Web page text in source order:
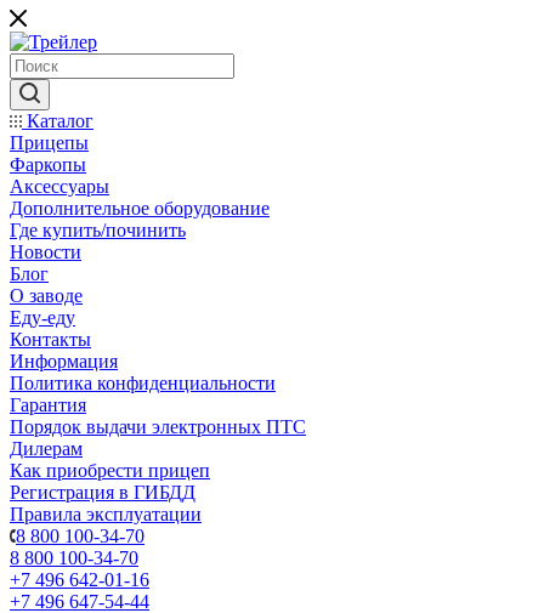
Каталог
Прицепы
Фаркопы
Аксессуары
Дополнительное оборудование
Где купить/починить
Новости
Блог
О заводе
Еду-еду
Контакты
Информация
Политика конфиденциальности
Гарантия
Порядок выдачи электронных ПТС
Дилерам
Как приобрести прицеп
Регистрация в ГИБДД
Правила эксплуатации
8 800 100-34-70
8 800 100-34-70
+7 496 642-01-16
+7 496 647-54-44